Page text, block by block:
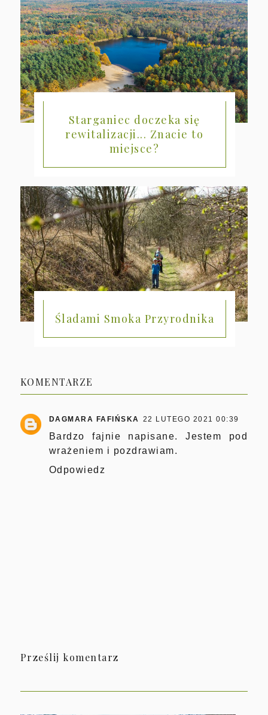
Starganiec doczeka się
rewitalizacji... Znacie to
miejsce?
Śladami Smoka Przyrodnika
KOMENTARZE
DAGMARA FAFIŃSKA 22 LUTEGO 2021 00:39
Bardzo fajnie napisane. Jestem pod
wrażeniem i pozdrawiam.
Odpowiedz
Prześlij komentarz